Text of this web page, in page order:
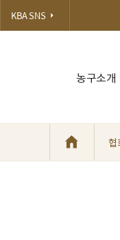
농구소개
KBA SNS
협